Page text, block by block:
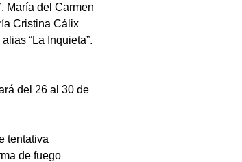
María del Carmen
Cristina Cálix
“La Inquieta”.
del 26 al 30 de
tentativa
de fuego